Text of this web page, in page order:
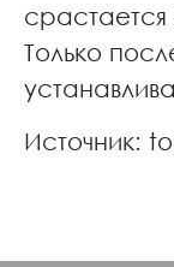
Только
Источник: